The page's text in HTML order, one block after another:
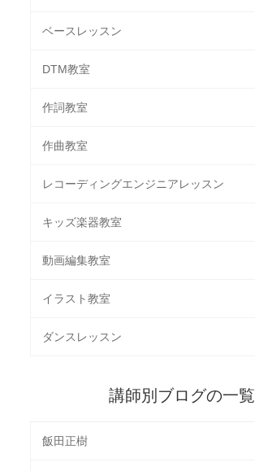
ベースレッスン
DTM教室
作詞教室
作曲教室
レコーディングエンジニアレッスン
キッズ楽器教室
動画編集教室
イラスト教室
ダンスレッスン
講師別ブログの一覧
飯田正樹